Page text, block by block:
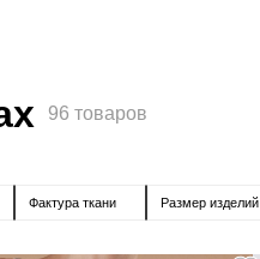
96 товаров
Фактура ткани Размер изделий